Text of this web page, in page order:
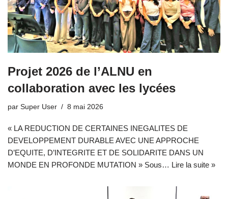
Projet 2026 de l’ALNU en
collaboration avec les lycées
par Super User 8 mai 2026
« LA REDUCTION DE CERTAINES INEGALITES DE
DEVELOPPEMENT DURABLE AVEC UNE APPROCHE
D’EQUITE, D’INTEGRITE ET DE SOLIDARITE DANS UN
MONDE EN PROFONDE MUTATION » Sous… Lire la suite »